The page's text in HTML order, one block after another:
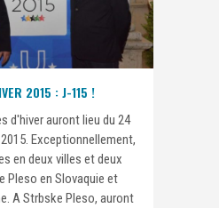
2015 : J-115 !
d'hiver auront lieu du 24
Exceptionnellement,
en deux villes et deux
Pleso en Slovaquie et
A Strbske Pleso, auront